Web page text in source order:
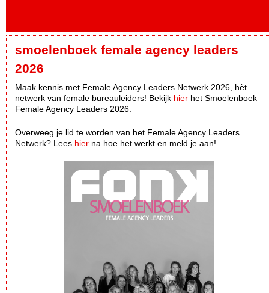
smoelenboek female agency leaders
2026
Maak kennis met Female Agency Leaders Netwerk 2026, hèt
netwerk van female bureauleiders! Bekijk hier het Smoelenboek
Female Agency Leaders 2026.
Overweeg je lid te worden van het Female Agency Leaders
Netwerk? Lees hier na hoe het werkt en meld je aan!